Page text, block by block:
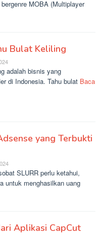
MOBA (Multiplayer
Bulat Keliling
adalah bisnis yang
di Indonesia. Tahu bulat Baca
yang Terbukti
SLURR perlu ketahui,
untuk menghasilkan uang
Aplikasi CapCut